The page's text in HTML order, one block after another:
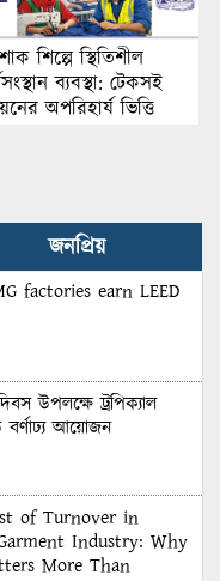
শিল্পে স্থিতিশীল
ব্যবস্থা: টেকসই
অপরিহার্য ভিত্তি
জনপ্রিয়
factories earn LEED
উপলক্ষে ট্রপিক্যাল
বর্ণাঢ্য আয়োজন
of Turnover in
Industry: Why
More Than